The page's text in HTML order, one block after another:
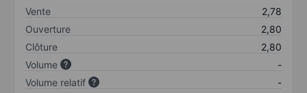
Vente
2,78
Ouverture
2,80
Clôture
2,80
Volume
-
Volume relatif
-